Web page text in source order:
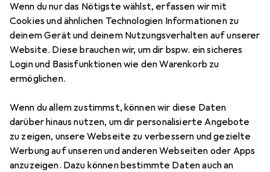
Wenn du nur das Nötigste wählst, erfassen wir mit
Cookies und ähnlichen Technologien Informationen zu
deinem Gerät und deinem Nutzungsverhalten auf unserer
Website. Diese brauchen wir, um dir bspw. ein sicheres
Login und Basisfunktionen wie den Warenkorb zu
ermöglichen.
Wenn du allem zustimmst, können wir diese Daten
darüber hinaus nutzen, um dir personalisierte Angebote
zu zeigen, unsere Webseite zu verbessern und gezielte
Werbung auf unseren und anderen Webseiten oder Apps
anzuzeigen. Dazu können bestimmte Daten auch an
3 Bilder
Spelsberg TG IP67 enclosure, PC, clear
Gehäuse
Preis in EUR inkl. MwSt.
EUR
31,58
Bewertungen